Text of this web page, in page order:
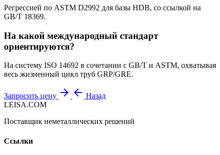
Регрессией по ASTM D2992 для базы HDB, со ссылкой на
GB/T 18369.
На какой международный стандарт
ориентируются?
На систему ISO 14692 в сочетании с GB/T и ASTM, охватывая
весь жизненный цикл труб GRP/GRE.
Запросить цену
Назад
LEISA.COM
Поставщик неметаллических решений
Ссылки